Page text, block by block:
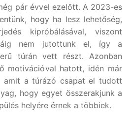
pár évvel ezelőtt. A 2023-es
hogy ha lesz lehetőség,
kipróbálásával, viszont
nem jutottunk el, így a
túrán vett részt. Azonban
motivációval hatott, idén már
amit a túrázó csapat el tudott
hogy egyet összerakjunk a
helyére érnek a többiek.